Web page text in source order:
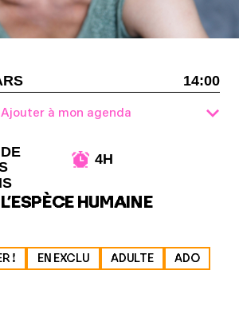
14:00
Ajouter à mon agenda
4H
L’ESPÈCE HUMAINE
! EN EXCLU ADULTE
ADO